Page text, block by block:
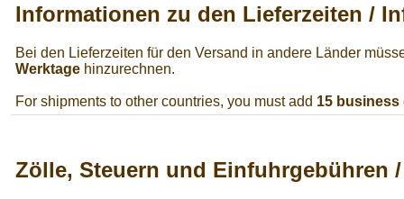
Informationen zu den Lieferzeiten /
Bei den Lieferzeiten für den Versand in andere Länder
Werktage hinzurechnen.
For shipments to other countries, you must add 15 business
Zölle, Steuern und Einfuhrgebühren